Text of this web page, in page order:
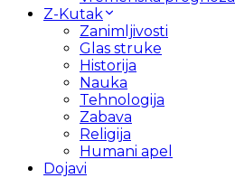
Z-Kutak
Zanimljivosti
Glas struke
Historija
Nauka
Tehnologija
Zabava
Religija
Humani apel
Dojavi